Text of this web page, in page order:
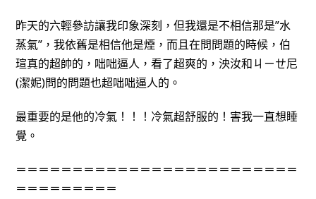
昨天的六輕參訪讓我印象深刻，但我還是不相信那是”水
蒸氣”，我依舊是相信他是煙，而且在問問題的時候，伯
瑄真的超帥的，咄咄逼人，看了超爽的，泱汝和ㄐㄧㄝ尼
(潔妮)問的問題也超咄咄逼人的。
最重要的是他的冷氣！！！冷氣超舒服的！害我一直想睡
覺。
＝＝＝＝＝＝＝＝＝＝＝＝＝＝＝＝＝＝＝＝＝＝＝＝＝
＝＝＝＝＝＝＝＝＝